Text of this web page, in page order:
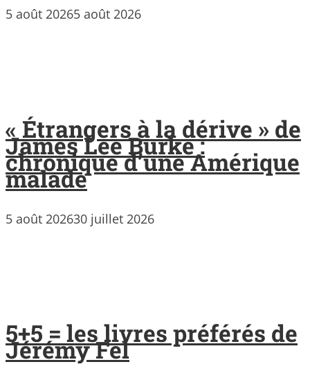
5 août 20265 août 2026
« Étrangers à la dérive » de
James Lee Burke :
chronique d’une Amérique
malade
5 août 202630 juillet 2026
5+5 = les livres préférés de
Jérémy Fel